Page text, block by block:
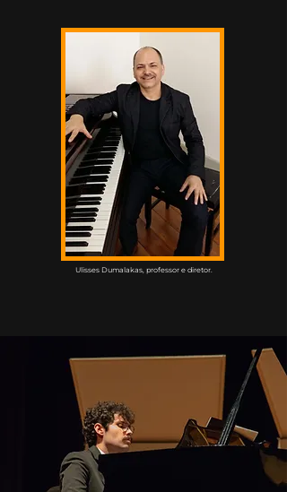
Ulisses Dumalakas, professor e diretor.